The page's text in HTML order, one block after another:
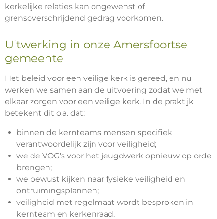
kerkelijke relaties kan ongewenst of
grensoverschrijdend gedrag voorkomen.
Uitwerking in onze Amersfoortse
gemeente
Het beleid voor een veilige kerk is gereed, en nu
werken we samen aan de uitvoering zodat we met
elkaar zorgen voor een veilige kerk. In de praktijk
betekent dit o.a. dat:
binnen de kernteams mensen specifiek
verantwoordelijk zijn voor veiligheid;
we de VOG’s voor het jeugdwerk opnieuw op orde
brengen;
we bewust kijken naar fysieke veiligheid en
ontruimingsplannen;
veiligheid met regelmaat wordt besproken in
kernteam en kerkenraad.